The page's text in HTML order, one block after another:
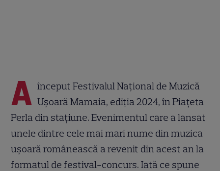
A început Festivalul Național de Muzică
Ușoară Mamaia, ediția 2024, în Piațeta
Perla din stațiune. Evenimentul care a lansat
unele dintre cele mai mari nume din muzica
ușoară românească a revenit din acest an la
formatul de festival-concurs. Iată ce spune